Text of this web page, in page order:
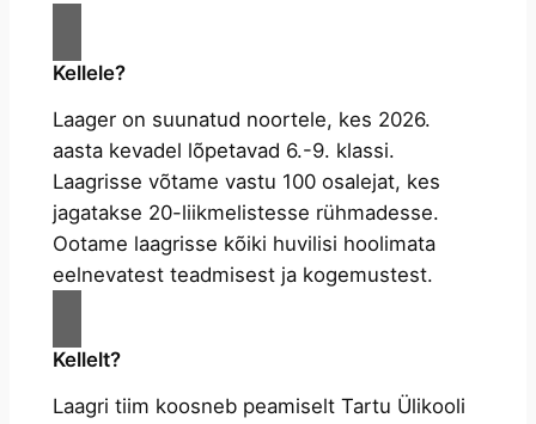
Kellele?
Laager on suunatud noortele, kes 2026.
aasta kevadel lõpetavad 6.-9. klassi.
Laagrisse võtame vastu 100 osalejat, kes
jagatakse 20-liikmelistesse rühmadesse.
Ootame laagrisse kõiki huvilisi hoolimata
eelnevatest teadmisest ja kogemustest.
Kellelt?
Laagri tiim koosneb peamiselt Tartu Ülikooli